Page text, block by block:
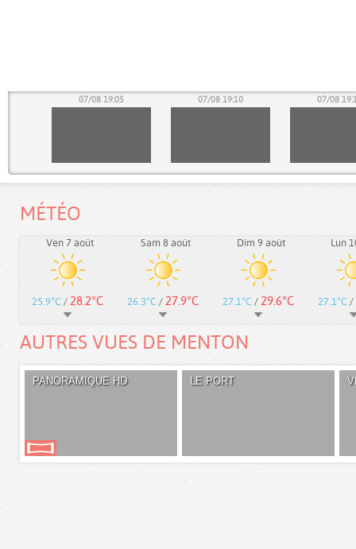
07/08 19:05 07/08 19:10 07/08
MÉTÉO
Ven 7 août
25.9°C / 28.2°C
Sam 8 août
26.3°C / 27.9°C
Dim 9 août
27.1°C / 29.6°C
Lun
27.1°C /
AUTRES VUES DE MENTON
PANORAMIQUE HD LE PORT